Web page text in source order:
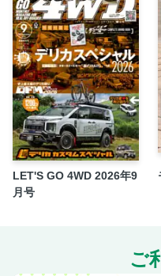
LONG-TERM REPORT
トヨタ・ランドクルー
アルピーヌA110
ポルシェ911（993）
福野礼一郎の熱宇宙
ポルシェ・カレラカップ
フェラーリ・チャレン
キット
ジェントルマンドライバ
LET'S GO 4WD 2026年9
月号
ご